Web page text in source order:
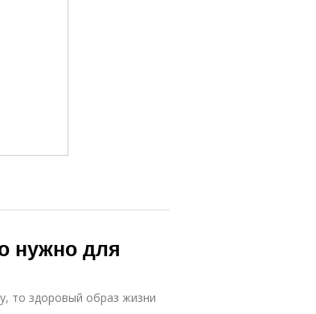
нужно для
то здоровый образ жизни